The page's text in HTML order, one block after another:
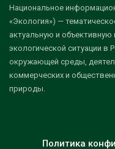
Национальное
«Экология») —
актуальную и
экологической ситуации в
окружающей среды,
коммерческих и
природы.
Политика